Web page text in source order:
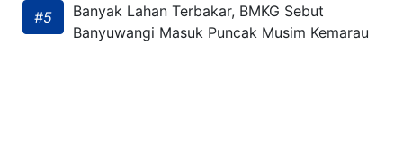
#5
Banyak Lahan Terbakar, BMKG Sebut
Banyuwangi Masuk Puncak Musim Kemarau